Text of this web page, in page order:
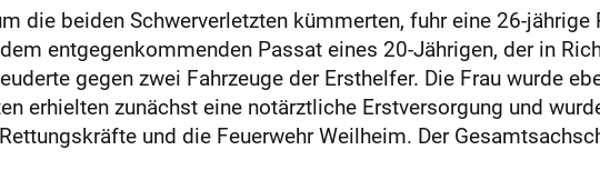
die beiden Schwerverletzten kümmerten, fuhr eine 26-
entgegenkommenden Passat eines 20-Jährigen, der in
gegen zwei Fahrzeuge der Ersthelfer. Die Frau wurde
erhielten zunächst eine notärztliche Erstversorgung und
und die Feuerwehr Weilheim. Der